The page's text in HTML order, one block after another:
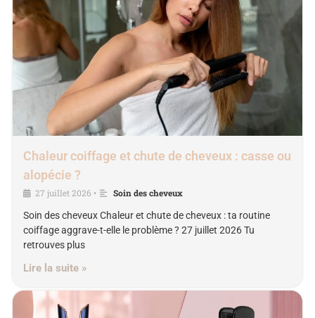
Chaleur coiffage et chute de cheveux : casse ou
alopécie ?
27 juillet 2026 •
Soin des cheveux
Soin des cheveux Chaleur et chute de cheveux : ta routine
coiffage aggrave-t-elle le problème ? 27 juillet 2026 Tu
retrouves plus
Lire la suite »